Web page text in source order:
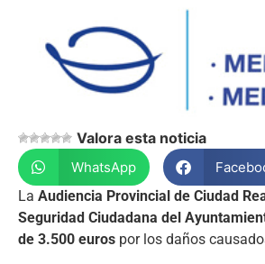
Valora esta noticia
WhatsApp
La Audiencia Provincial de Ciudad
Seguridad Ciudadana del
de 3.500 euros por los daños